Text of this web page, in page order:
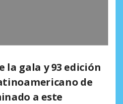
la gala y 93 edición
de
a este